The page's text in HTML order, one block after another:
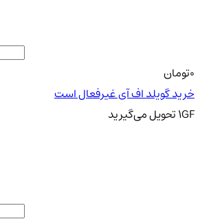
تومان
خرید گویلد اف آی غیرفعال است
1GFتحویلمی‌گیرید